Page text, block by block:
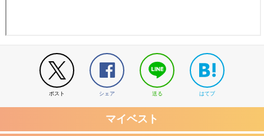
ポスト シェア 送る はてブ
マイベスト